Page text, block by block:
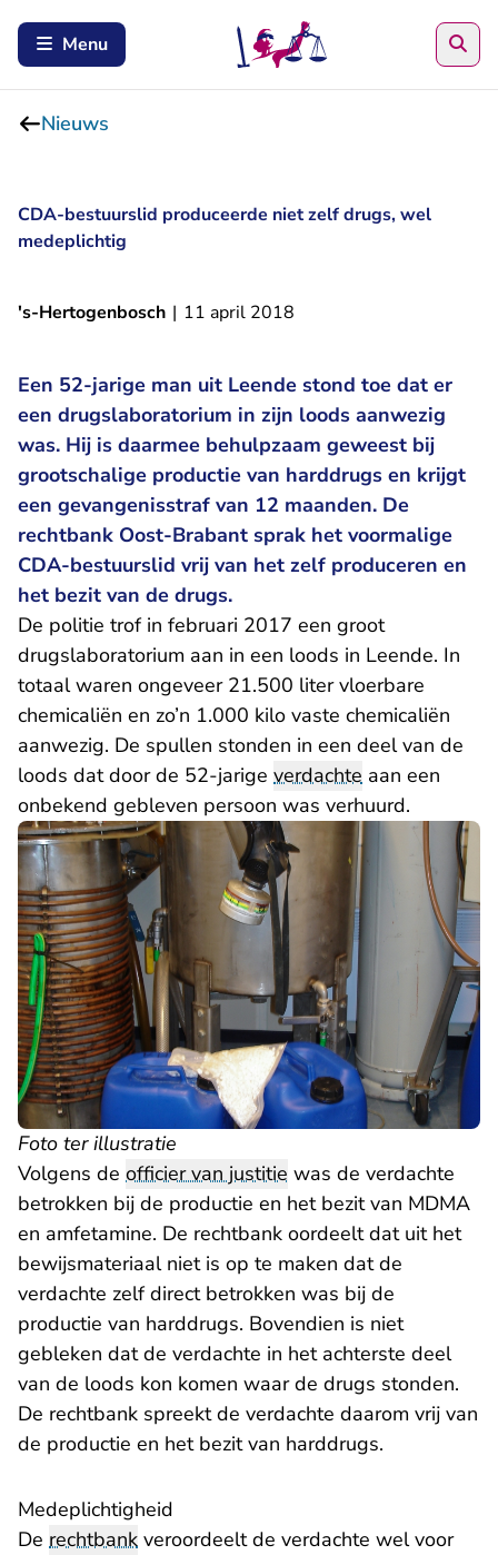
Menu
Nieuws
CDA-bestuurslid produceerde niet zelf drugs, wel
medeplichtig
's-Hertogenbosch | 11 april 2018
Een 52-jarige man uit Leende stond toe dat er
een drugslaboratorium in zijn loods aanwezig
was. Hij is daarmee behulpzaam geweest bij
grootschalige productie van harddrugs en krijgt
een gevangenisstraf van 12 maanden. De
rechtbank Oost-Brabant sprak het voormalige
CDA-bestuurslid vrij van het zelf produceren en
het bezit van de drugs.
De politie trof in februari 2017 een groot
drugslaboratorium aan in een loods in Leende. In
totaal waren ongeveer 21.500 liter vloerbare
chemicaliën en zo’n 1.000 kilo vaste chemicaliën
aanwezig. De spullen stonden in een deel van de
loods dat door de 52-jarige verdachte aan een
onbekend gebleven persoon was verhuurd.
Foto ter illustratie
Volgens de officier van justitie was de verdachte
betrokken bij de productie en het bezit van MDMA
en amfetamine. De rechtbank oordeelt dat uit het
bewijsmateriaal niet is op te maken dat de
verdachte zelf direct betrokken was bij de
productie van harddrugs. Bovendien is niet
gebleken dat de verdachte in het achterste deel
van de loods kon komen waar de drugs stonden.
De rechtbank spreekt de verdachte daarom vrij van
de productie en het bezit van harddrugs.
Medeplichtigheid
De rechtbank veroordeelt de verdachte wel voor